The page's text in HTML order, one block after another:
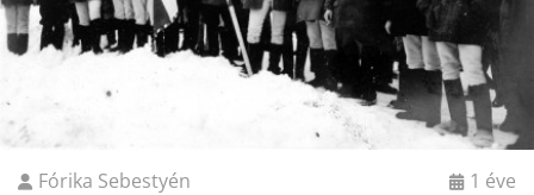
Fórika Sebestyén 1 éve